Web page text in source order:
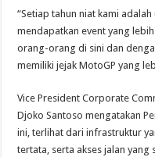
“Setiap tahun niat kami
mendapatkan event yang
orang-orang di sini dan
memiliki jejak MotoGP yang
Vice President Corporate
Djoko Santoso mengatakan
ini, terlihat dari infrastruktur
tertata, serta akses jalan yang